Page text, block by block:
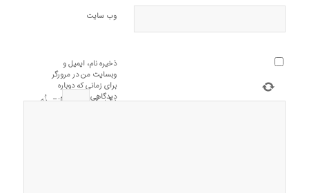
وب‌ سایت
ذخیره نام، ایمیل و
وبسایت من در مرورگر
برای زمانی که دوباره
دیدگاهی می‌نویسم.
یک×
=نُه